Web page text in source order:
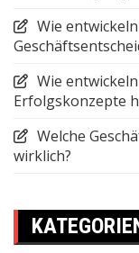
Wie
Wie
Erfolgskonzepte
Welche
wirklich?